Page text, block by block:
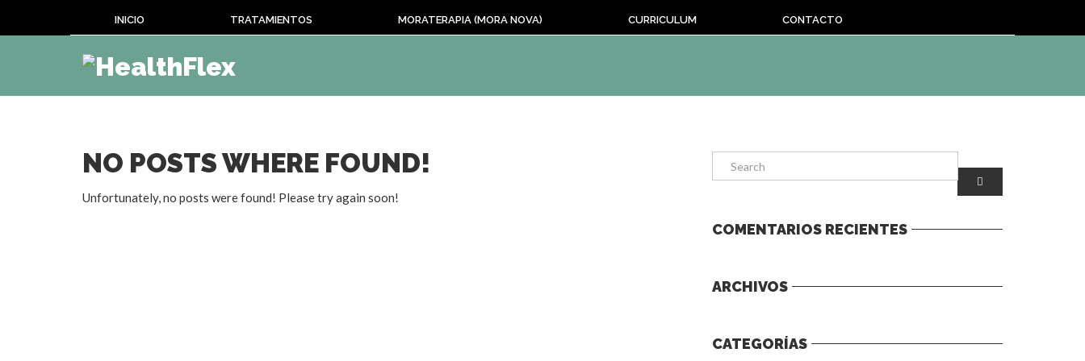
INICIO TRATAMIENTOS MORATERAPIA (MORA NOVA) CURRICULUM CONTACTO
NO POSTS WHERE FOUND!
Unfortunately, no posts were found! Please try again soon!
COMENTARIOS RECIENTES
ARCHIVOS
CATEGORÍAS